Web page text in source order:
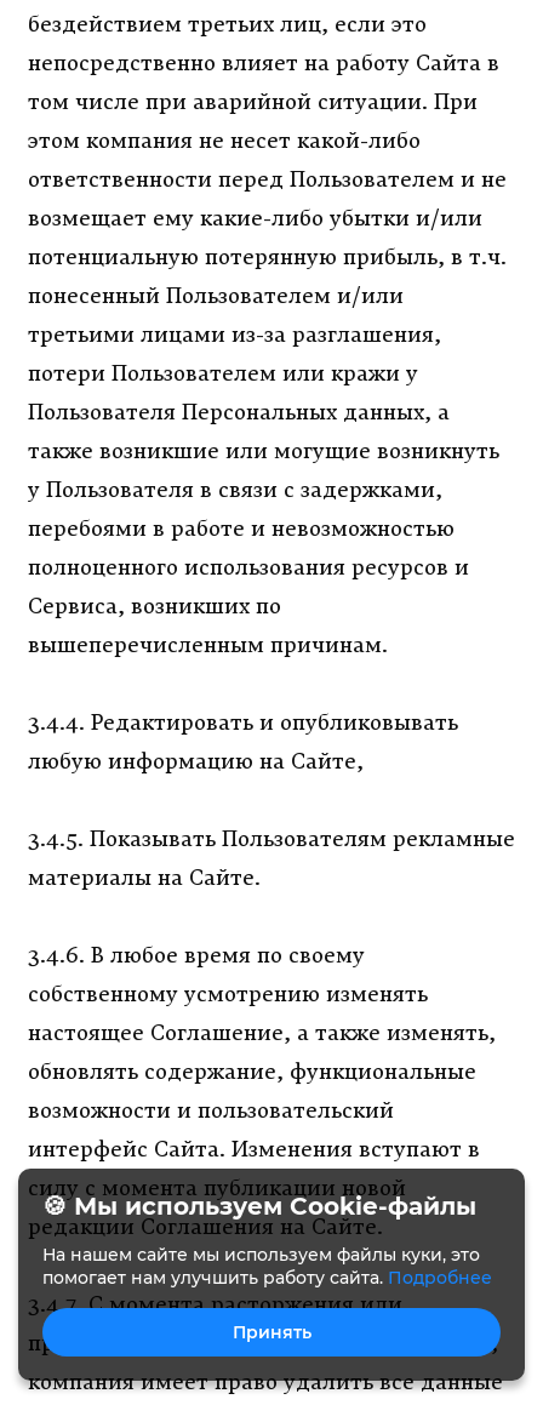
бездействием третьих лиц, если это
непосредственно влияет на работу Сайта в
том числе при аварийной ситуации. При
этом компания не несет какой-либо
ответственности перед Пользователем и не
возмещает ему какие-либо убытки и/или
потенциальную потерянную прибыль, в т.ч.
понесенный Пользователем и/или
третьими лицами из-за разглашения,
потери Пользователем или кражи у
Пользователя Персональных данных, а
также возникшие или могущие возникнуть
у Пользователя в связи с задержками,
перебоями в работе и невозможностью
полноценного использования ресурсов и
Сервиса, возникших по
вышеперечисленным причинам.
3.4.4. Редактировать и опубликовывать
любую информацию на Сайте,
3.4.5. Показывать Пользователям рекламные
материалы на Сайте.
3.4.6. В любое время по своему
собственному усмотрению изменять
настоящее Соглашение, а также изменять,
обновлять содержание, функциональные
возможности и пользовательский
интерфейс Сайта. Изменения вступают в
силу с момента публикации новой
редакции Соглашения на Сайте.
3.4.7. С момента расторжения или
прекращения срока действия Соглашения,
компания имеет право удалить все данные
🍪 Мы используем Cookie-файлы
На нашем сайте мы используем файлы куки, это
помогает нам улучшить работу сайта. Подробнее
Принять